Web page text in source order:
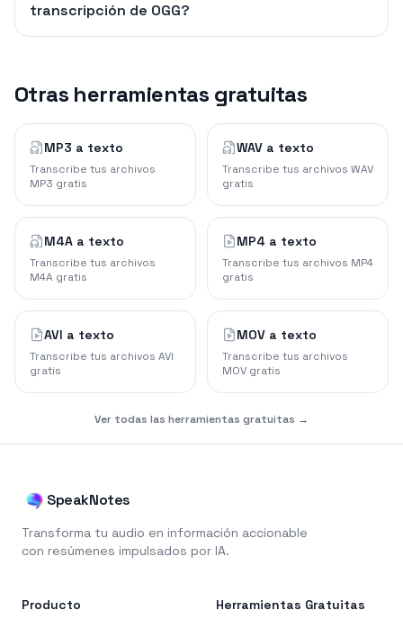
transcripción de OGG?
Otras herramientas gratuitas
MP3 a texto
Transcribe tus archivos
MP3 gratis
WAV a texto
Transcribe tus archivos WAV
gratis
M4A a texto
Transcribe tus archivos
M4A gratis
MP4 a texto
Transcribe tus archivos MP4
gratis
AVI a texto
Transcribe tus archivos AVI
gratis
MOV a texto
Transcribe tus archivos
MOV gratis
Ver todas las herramientas gratuitas →
SpeakNotes
Transforma tu audio en información accionable
con resúmenes impulsados por IA.
Producto Herramientas Gratuitas